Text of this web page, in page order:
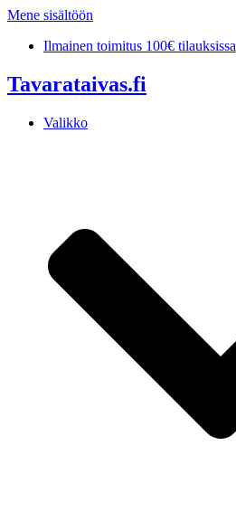
Mene sisältöön
Ilmainen toimitus 100€ tilauksissa
Tavarataivas.fi
Valikko